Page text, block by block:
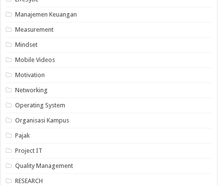
Manajemen Keuangan
Measurement
Mindset
Mobile Videos
Motivation
Networking
Operating System
Organisasi Kampus
Pajak
Project IT
Quality Management
RESEARCH